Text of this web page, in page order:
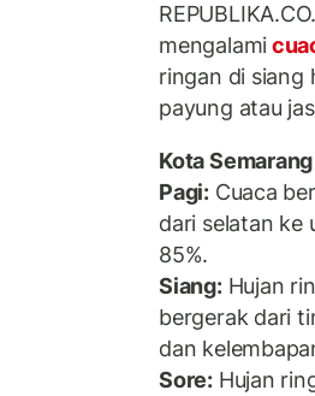
mengalami
ringan di siang
payung atau
Kota Semarang
Pagi:Cuaca
dari selatan ke
85%.
Siang:Hujan
bergerak dari
dan
Sore:Hujan